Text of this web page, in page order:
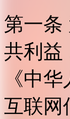
第一条
共利益
《中
互联网